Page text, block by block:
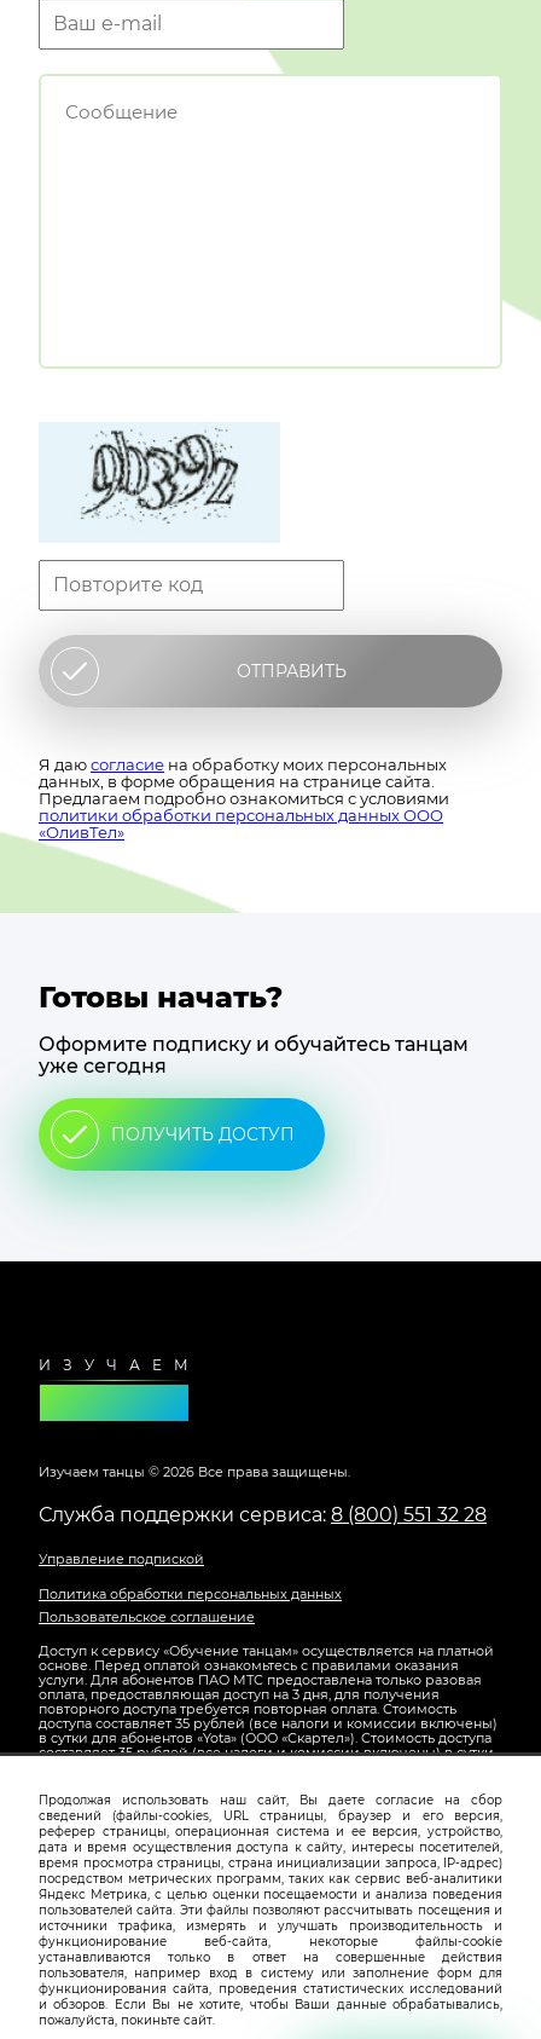
ОТПРАВИТЬ
Я даюсогласие на обработку моих персональных
данных, в форме обращения на странице сайта.
Предлагаем подробно ознакомиться с условиями
политики обработки персональных данных ООО
«ОливТел»
Готовы начать?
Оформите подписку и обучайтесь танцам
уже сегодня
ПОЛУЧИТЬ ДОСТУП
Футер
сайта
Изучаем танцы © 2026 Все права защищены.
Служба поддержки сервиса: 8 (800) 551 32 28
Управление подпиской
Политика обработки персональных данных
Пользовательское соглашение
Доступ к сервису «Обучение танцам» осуществляется на платной
основе. Перед оплатой ознакомьтесь с правилами оказания
услуги. Для абонентов ПАО МТС предоставлена только разовая
оплата, предоставляющая доступ на 3 дня, для получения
повторного доступа требуется повторная оплата. Стоимость
доступа составляет 35 рублей (все налоги и комиссии включены)
в сутки для абонентов «Yota» (ООО «Скартел»). Стоимость доступа
составляет 35 рублей (все налоги и комиссии включены) в сутки
подпиской
или отправьте "стоп izdnc1" на номер 7522.
Наименование
ООО "ОЛИВ ТЕЛЕКОМ"
ИНН
7736626223
ОГРН
5107746059361
Юридический
адрес
123056, Г.МОСКВА, ВН.ТЕР.Г.
МУНИЦИПАЛЬНЫЙ ОКРУГ
ПРЕСНЕНСКИЙ, УЛ. ЮЛИУСА
ФУЧИКА, Д. 6 СТР. 2 ,ПОМЕЩ. 2Ч
Телефон
Продолжая использовать наш сайт, Вы даете согласие на сбор
сведений (файлы-cookies, URL страницы, браузер и его версия,
реферер страницы, операционная система и ее версия, устройство,
дата и время осуществления доступа к сайту, интересы посетителей,
время просмотра страницы, страна инициализации запроса, IP-адрес)
посредством метрических программ, таких как сервис веб-аналитики
Яндекс Метрика, с целью оценки посещаемости и анализа поведения
пользователей сайта. Эти файлы позволяют рассчитывать посещения и
источники трафика, измерять и улучшать производительность и
функционирование веб-сайта, некоторые файлы-cookie
устанавливаются только в ответ на совершенные действия
пользователя, например вход в систему или заполнение форм для
функционирования сайта, проведения статистических исследований
и обзоров. Если Вы не хотите, чтобы Ваши данные обрабатывались,
пожалуйста, покиньте сайт.